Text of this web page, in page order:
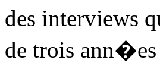
des interviews
de trois